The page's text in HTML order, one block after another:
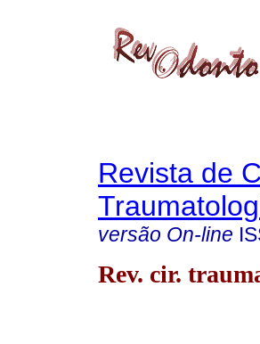
Revista de
versão On-line
Rev. cir.